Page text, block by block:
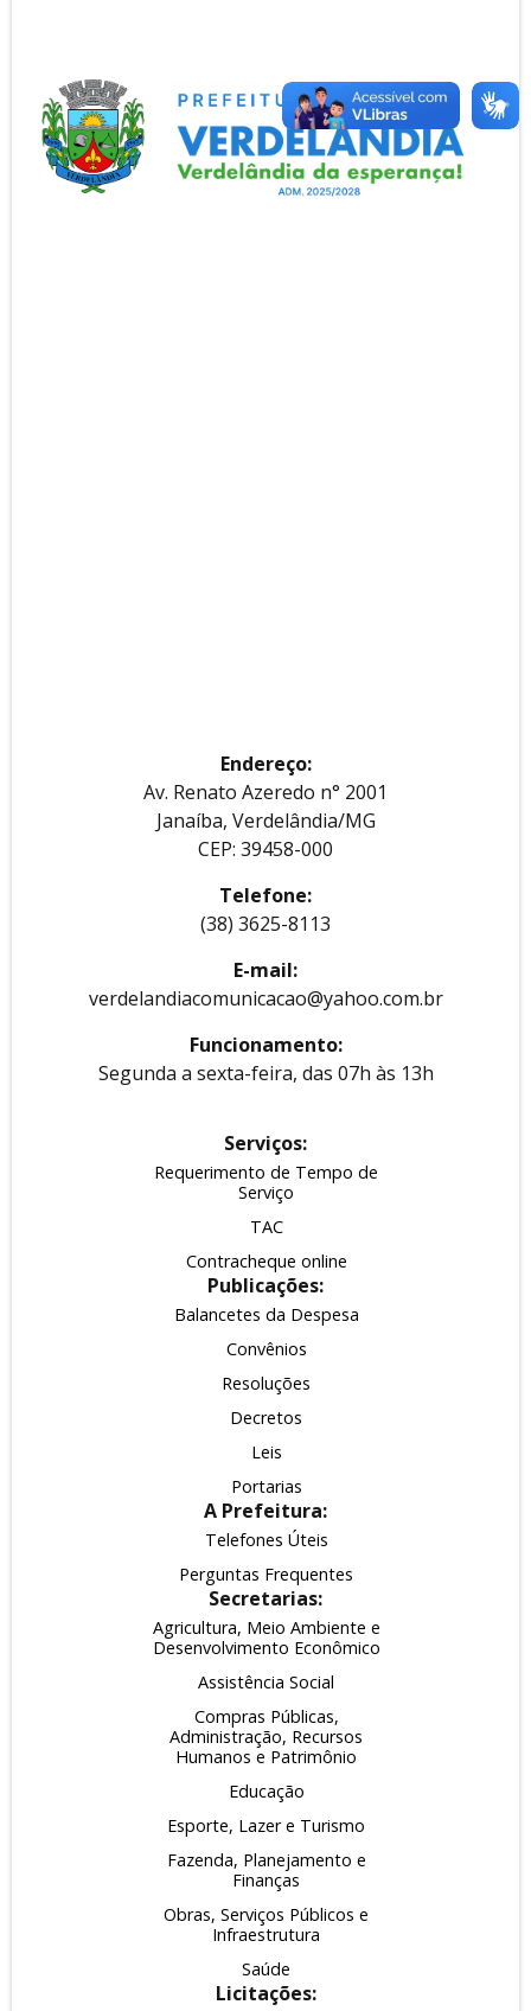
Endereço:
Av. Renato Azeredo n° 2001
Janaíba, Verdelândia/MG
CEP: 39458-000
Telefone:
(38) 3625-8113
E-mail:
verdelandiacomunicacao@yahoo.com.br
Funcionamento:
Segunda a sexta-feira, das 07h às 13h
Serviços:
Requerimento de Tempo de
Serviço
TAC
Contracheque online
Publicações:
Balancetes da Despesa
Convênios
Resoluções
Decretos
Leis
Portarias
A Prefeitura:
Telefones Úteis
Perguntas Frequentes
Secretarias:
Agricultura, Meio Ambiente e
Desenvolvimento Econômico
Assistência Social
Compras Públicas,
Administração, Recursos
Humanos e Patrimônio
Educação
Esporte, Lazer e Turismo
Fazenda, Planejamento e
Finanças
Obras, Serviços Públicos e
Infraestrutura
Saúde
Licitações: